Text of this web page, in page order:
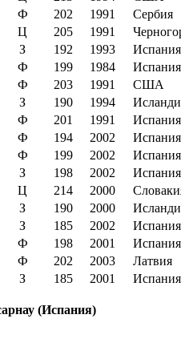
Ф 202 1991
Сербия
Ц 205 1991
З 192 1993
Испания
Ф 199 1984
Испания
Ф 203 1991
США
З 190 1994
Ф 201 1991
Испания
Ф 194 2002
Испания
Ф 199 2002
Испания
З 198 2002
Испания
Ц 214 2000
З 190 2000
З 185 2002
Испания
Ф 198 2001
Испания
Ф 202 2003
Латвия
З 185 2001 Испания
(Испания)